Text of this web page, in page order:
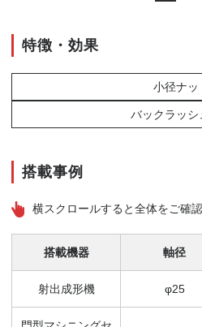
特徴・効果
小径ナッ
バックラッシ
搭載事例
横スクロールすると全体をご確
搭載機器 軸径
射出成形機 φ25